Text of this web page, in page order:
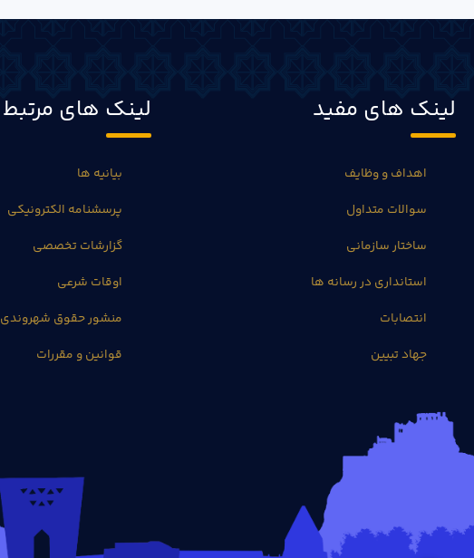
لینک های مفید
اهداف و وظایف
سوالات متداول
ساختار سازمانی
استانداری در رسانه ها
انتصابات
جهاد تبیین
لینک های مرتبط
بیانیه ها
پرسشنامه الکترونیکی
گزارشات تخصصی
اوقات شرعی
منشور حقوق شهروندی
قوانین و مقررات